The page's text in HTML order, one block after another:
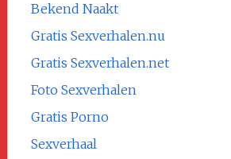
Bekend Naakt
Gratis Sexverhalen.nu
Gratis Sexverhalen.net
Foto Sexverhalen
Gratis Porno
Sexverhaal